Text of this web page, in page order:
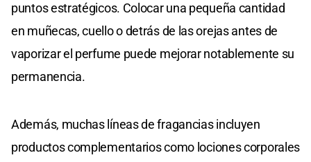
puntos estratégicos. Colocar una pequeña cantidad
en muñecas, cuello o detrás de las orejas antes de
vaporizar el perfume puede mejorar notablemente su
permanencia.
Además, muchas líneas de fragancias incluyen
productos complementarios como lociones corporales